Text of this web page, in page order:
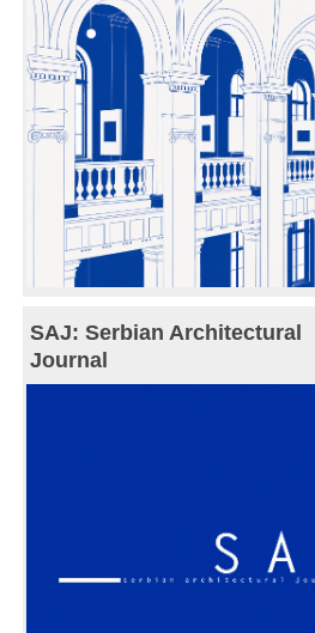
SAJ: Serbian Architectural
Journal